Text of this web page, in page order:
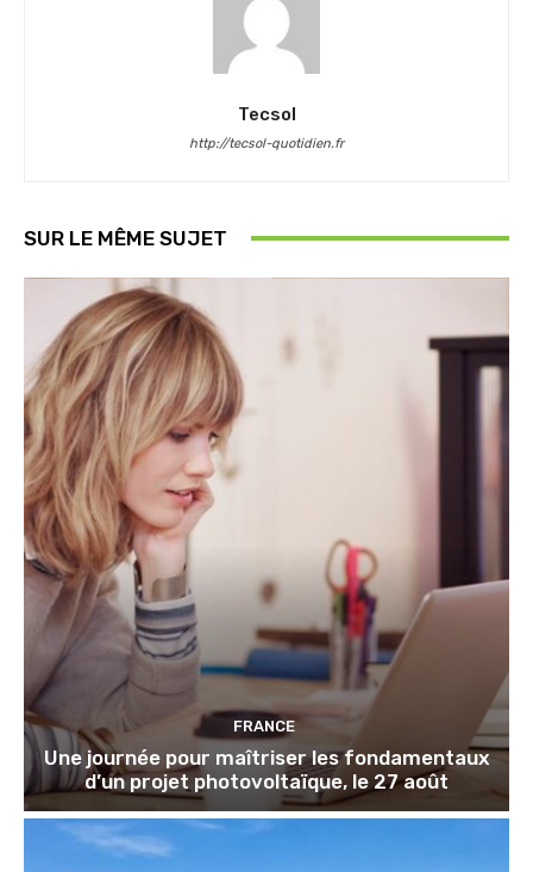
Tecsol
http://tecsol-quotidien.fr
SUR LE MÊME SUJET
FRANCE
Une journée pour maîtriser les fondamentaux
d’un projet photovoltaïque, le 27 août